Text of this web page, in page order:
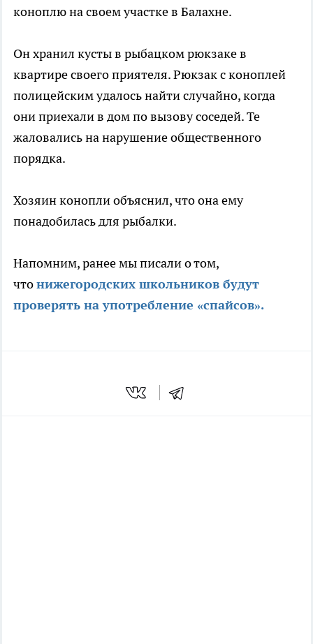
коноплю на своем участке в Балахне.
Он хранил кусты в рыбацком рюкзаке в
квартире своего приятеля. Рюкзак с коноплей
полицейским удалось найти случайно, когда
они приехали в дом по вызову соседей. Те
жаловались на нарушение общественного
порядка.
Хозяин конопли объяснил, что она ему
понадобилась для рыбалки.
Напомним, ранее мы писали о том,
чтонижегородских школьников будут
проверять на употребление «спайсов».